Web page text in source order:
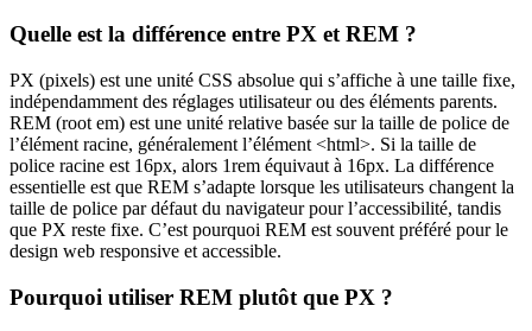
Quelle est la différence entre PX et REM ?
PX (pixels) est une unité CSS absolue qui s’affiche à une taille fixe,
indépendamment des réglages utilisateur ou des éléments parents.
REM (root em) est une unité relative basée sur la taille de police de
l’élément racine, généralement l’élément <html>. Si la taille de
police racine est 16px, alors 1rem équivaut à 16px. La différence
essentielle est que REM s’adapte lorsque les utilisateurs changent la
taille de police par défaut du navigateur pour l’accessibilité, tandis
que PX reste fixe. C’est pourquoi REM est souvent préféré pour le
design web responsive et accessible.
Pourquoi utiliser REM plutôt que PX ?